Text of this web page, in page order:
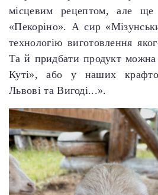
місцевим рецептом, але
«Пекоріно». А сир
технологію виготовлення
Та й придбати продукт
Куті», або у наших
Львові та Вигоді...».